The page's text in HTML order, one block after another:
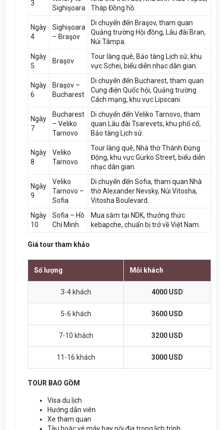
3
Sighișoara
Tháp Đồng hồ.
Ngày
4
Sighișoara
– Braşov
Di chuyển đến Braşov, tham quan
Quảng trường Hội đồng, Lâu đài Bran,
Núi Tâmpa.
Ngày
5
Braşov
Tour làng quê, Bảo tàng Lịch sử, khu
vực Schei, biểu diễn nhạc dân gian.
Ngày
6
Braşov –
Bucharest
Di chuyển đến Bucharest, tham quan
Cung điện Quốc hội, Quảng trường
Cách mạng, khu vực Lipscani.
Ngày
7
Bucharest
– Veliko
Tarnovo
Di chuyển đến Veliko Tarnovo, tham
quan Lâu đài Tsarevets, khu phố cổ,
Bảo tàng Lịch sử.
Ngày
8
Veliko
Tarnovo
Tour làng quê, Nhà thờ Thánh Đừng
Động, khu vực Gurko Street, biểu diễn
nhạc dân gian.
Ngày
9
Veliko
Tarnovo –
Sofia
Di chuyển đến Sofia, tham quan Nhà
thờ Alexander Nevsky, Núi Vitosha,
Vitosha Boulevard.
Ngày
10
Sofia – Hồ
Chí Minh
Mua sắm tại NDK, thưởng thức
kebapche, chuẩn bị trở về Việt Nam.
Giá tour tham khảo
Số lượng Mỗi khách
3-4 khách 4000 USD
5-6 khách 3600 USD
7-10 khách 3200 USD
11-16 khách 3000 USD
TOUR BAO GỒM
Visa du lịch
Hướng dẫn viên
Xe tham quan